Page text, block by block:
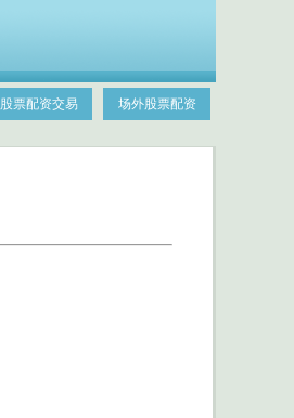
股票配资交易 场外股票配资